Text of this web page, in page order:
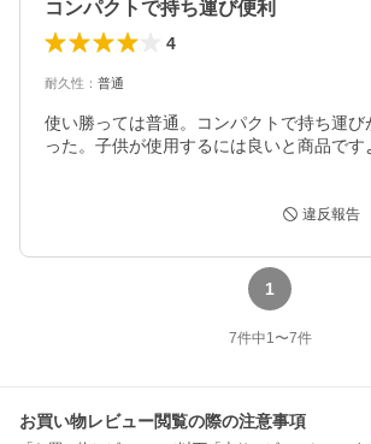
コンパクトで持ち運び便利
4
耐久性 ： 普通
使い勝っては普通。コンパクトで持ち運び
った。子供が使用するには良いと商品です
違反報告
1
7件中1〜7件
お買い物レビュー閲覧の際の注意事項